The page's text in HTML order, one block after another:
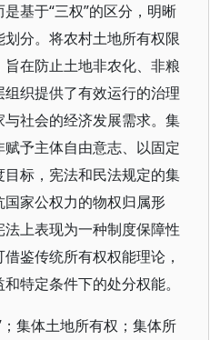
基于“三权”的区分，明晰
分。将农村土地所有权限
在防止土地非农化、非粮
织提供了有效运行的治理
社会的经济发展需求。集
予主体自由意志、以固定
标，宪法和民法规定的集
家公权力的物权归属形
上表现为一种制度保障性
鉴传统所有权权能理论，
特定条件下的处分权能。
；集体土地所有权；集体所